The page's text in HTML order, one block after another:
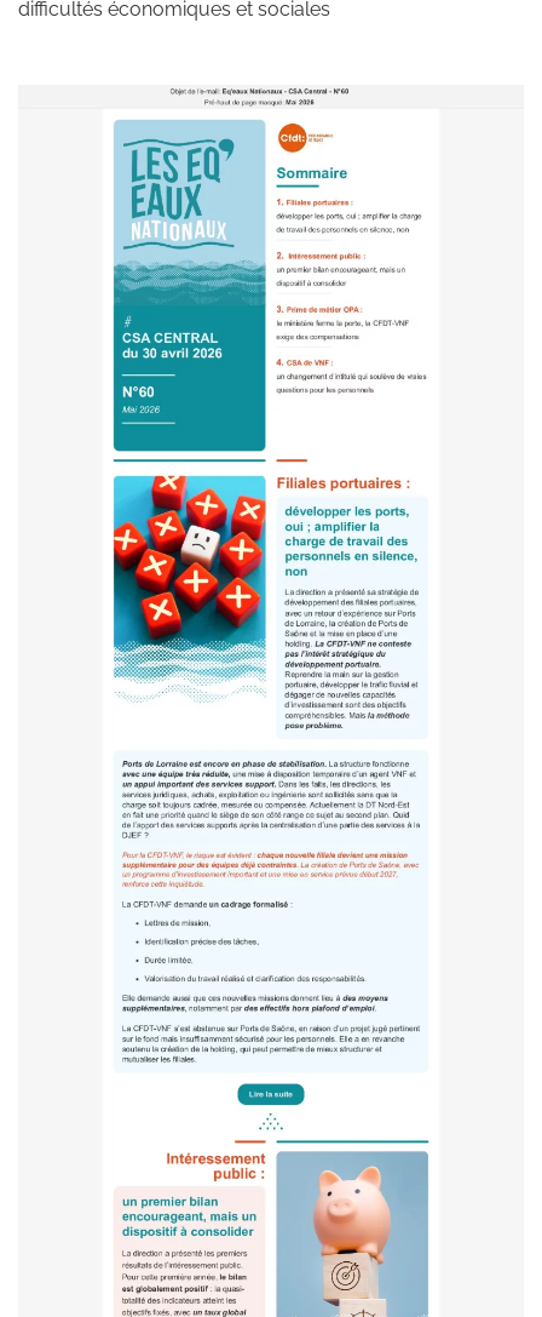
difficultés économiques et sociales